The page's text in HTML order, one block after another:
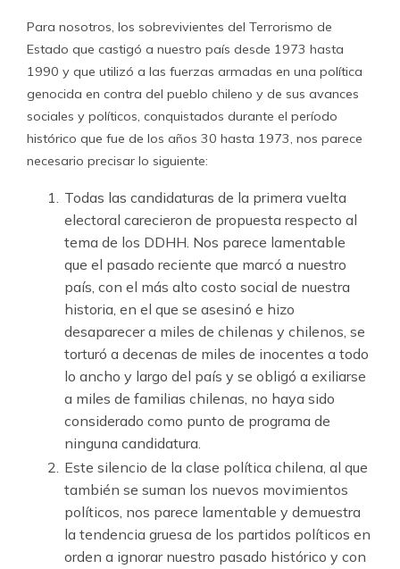
Para nosotros, los sobrevivientes del Terrorismo de
Estado que castigó a nuestro país desde 1973 hasta
1990 y que utilizó a las fuerzas armadas en una política
genocida en contra del pueblo chileno y de sus avances
sociales y políticos, conquistados durante el período
histórico que fue de los años 30 hasta 1973, nos parece
necesario precisar lo siguiente:
Todas las candidaturas de la primera vuelta
electoral carecieron de propuesta respecto al
tema de los DDHH. Nos parece lamentable
que el pasado reciente que marcó a nuestro
país, con el más alto costo social de nuestra
historia, en el que se asesinó e hizo
desaparecer a miles de chilenas y chilenos, se
torturó a decenas de miles de inocentes a todo
lo ancho y largo del país y se obligó a exiliarse
a miles de familias chilenas, no haya sido
considerado como punto de programa de
ninguna candidatura.
Este silencio de la clase política chilena, al que
también se suman los nuevos movimientos
políticos, nos parece lamentable y demuestra
la tendencia gruesa de los partidos políticos en
orden a ignorar nuestro pasado histórico y con